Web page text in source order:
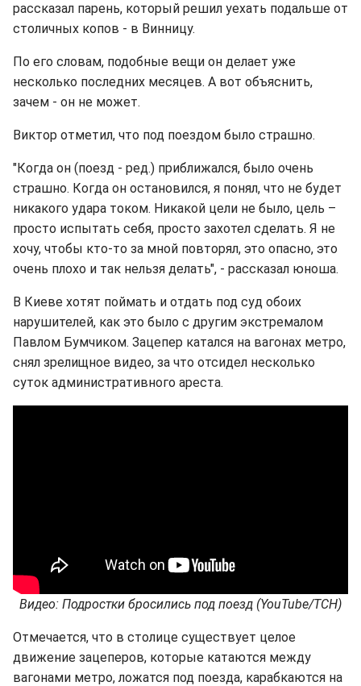
рассказал парень, который решил уехать подальше от
столичных копов - в Винницу.
По его словам, подобные вещи он делает уже
несколько последних месяцев. А вот объяснить,
зачем - он не может.
Виктор отметил, что под поездом было страшно.
"Когда он (поезд - ред.) приближался, было очень
страшно. Когда он остановился, я понял, что не будет
никакого удара током. Никакой цели не было, цель –
просто испытать себя, просто захотел сделать. Я не
хочу, чтобы кто-то за мной повторял, это опасно, это
очень плохо и так нельзя делать", - рассказал юноша.
В Киеве хотят поймать и отдать под суд обоих
нарушителей, как это было с другим экстремалом
Павлом Бумчиком. Зацепер катался на вагонах метро,
снял зрелищное видео, за что отсидел несколько
суток административного ареста.
Видео: Подростки бросились под поезд (YouTube/ТСН)
Отмечается, что в столице существует целое
движение зацеперов, которые катаются между
вагонами метро, ложатся под поезда, карабкаются на